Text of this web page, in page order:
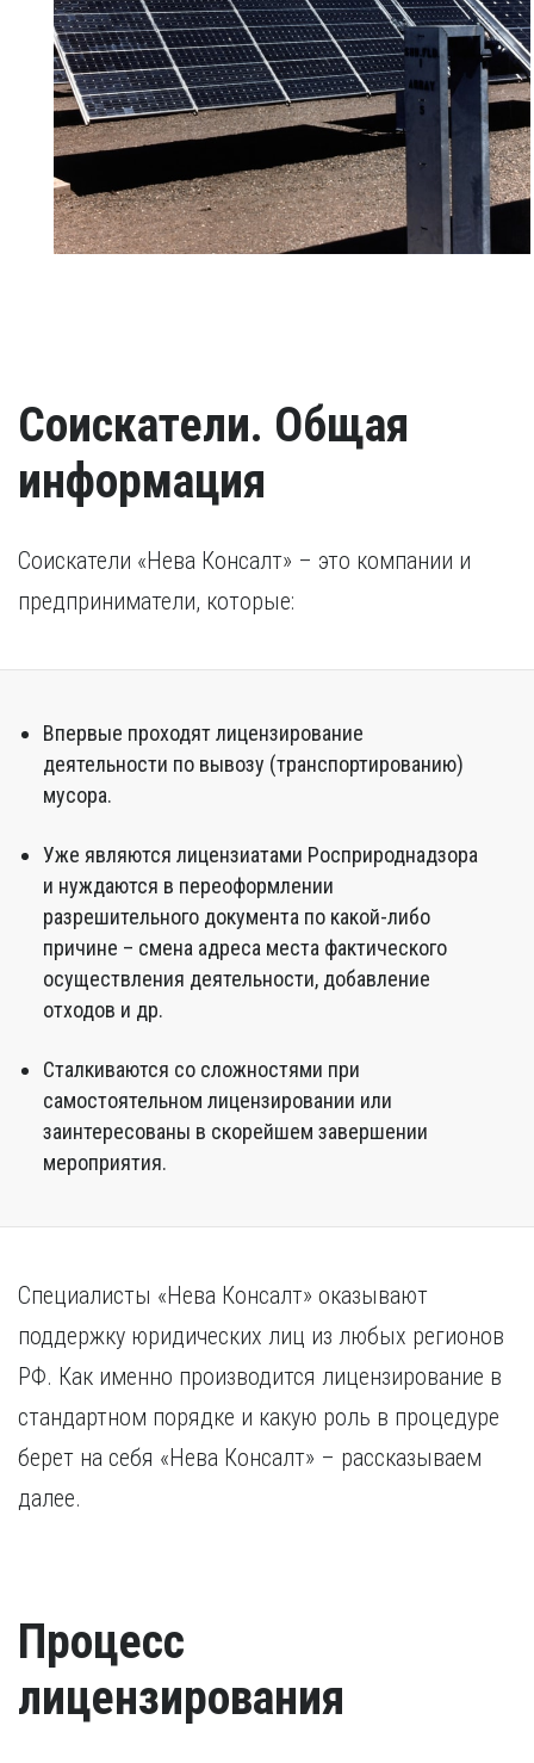
Соискатели. Общая
информация
Соискатели «Нева Консалт» – это компании и
предприниматели, которые:
Впервые проходят лицензирование
деятельности по вывозу (транспортированию)
мусора.
Уже являются лицензиатами Росприроднадзора
и нуждаются в переоформлении
разрешительного документа по какой-либо
причине – смена адреса места фактического
осуществления деятельности, добавление
отходов и др.
Сталкиваются со сложностями при
самостоятельном лицензировании или
заинтересованы в скорейшем завершении
мероприятия.
Специалисты «Нева Консалт» оказывают
поддержку юридических лиц из любых регионов
РФ. Как именно производится лицензирование в
стандартном порядке и какую роль в процедуре
берет на себя «Нева Консалт» – рассказываем
далее.
Процесс
лицензирования